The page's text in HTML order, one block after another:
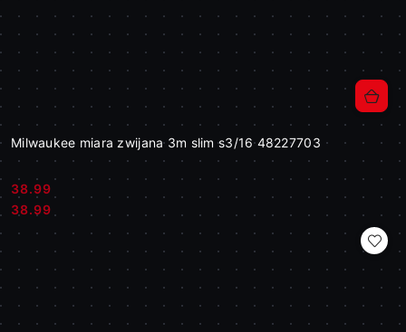
Milwaukee miara zwijana 3m slim s3/16 48227703
Cena:
38.99
Cena:
38.99